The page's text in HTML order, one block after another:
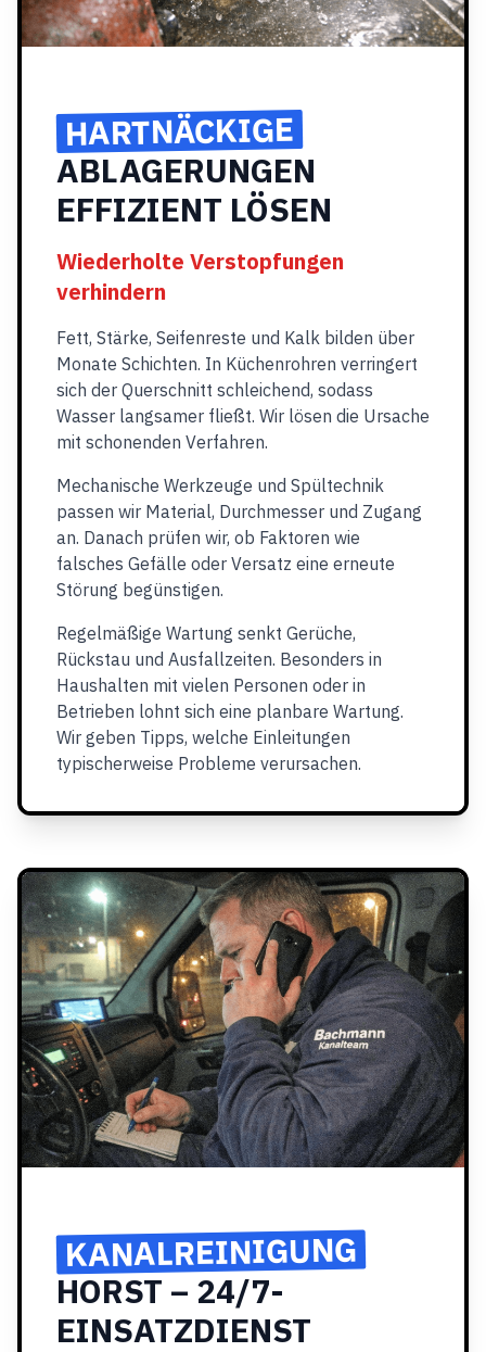
HARTNÄCKIGE
ABLAGERUNGEN
EFFIZIENT LÖSEN
Wiederholte Verstopfungen
verhindern
Fett, Stärke, Seifenreste und Kalk bilden über
Monate Schichten. In Küchenrohren verringert
sich der Querschnitt schleichend, sodass
Wasser langsamer fließt. Wir lösen die Ursache
mit schonenden Verfahren.
Mechanische Werkzeuge und Spültechnik
passen wir Material, Durchmesser und Zugang
an. Danach prüfen wir, ob Faktoren wie
falsches Gefälle oder Versatz eine erneute
Störung begünstigen.
Regelmäßige Wartung senkt Gerüche,
Rückstau und Ausfallzeiten. Besonders in
Haushalten mit vielen Personen oder in
Betrieben lohnt sich eine planbare Wartung.
Wir geben Tipps, welche Einleitungen
typischerweise Probleme verursachen.
KANALREINIGUNG
HORST – 24/7-
EINSATZDIENST